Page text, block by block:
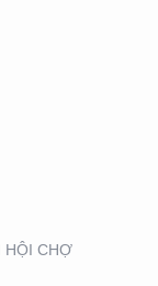
HỘI CHỢ